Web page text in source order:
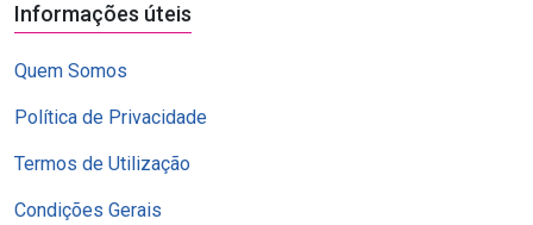
Informações úteis
Quem Somos
Política de Privacidade
Termos de Utilização
Condições Gerais